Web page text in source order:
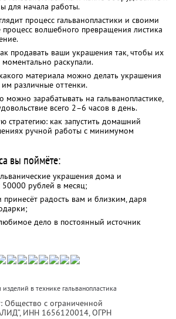
для начала работы.
процесс гальванопластики и своими
процесс волшебного превращения листика
продавать ваши украшения так, чтобы их
раскупали.
материала можно делать украшения
различные оттенки.
можно зарабатывать на гальванопластике,
всего 2–6 часов в день.
стратегию: как запустить домашний
ручной работы с минимумом
вы поймёте:
украшения дома и
50000 рублей в месяц;
радость вам и близким, даря
дело в постоянный источник
в технике гальванопластика
Общество с ограниченной
ИНН 1656120014, ОГРН